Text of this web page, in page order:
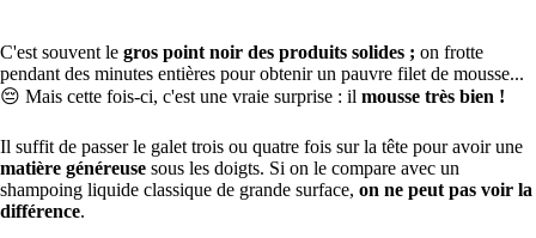
C'est souvent le gros point noir des produits solides ; on frotte
pendant des minutes entières pour obtenir un pauvre filet de mousse...
😔 Mais cette fois-ci, c'est une vraie surprise : il mousse très bien !
Il suffit de passer le galet trois ou quatre fois sur la tête pour avoir une
matière généreuse sous les doigts. Si on le compare avec un
shampoing liquide classique de grande surface, on ne peut pas voir la
différence.